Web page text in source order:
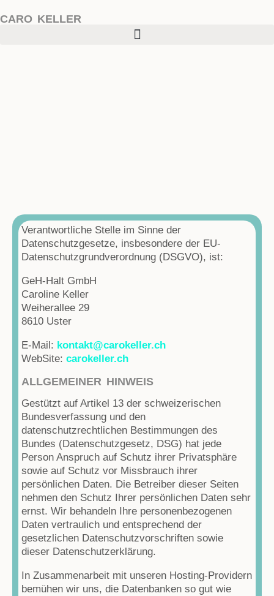
CARO KELLER
Verantwortliche Stelle im Sinne der
Datenschutzgesetze, insbesondere der EU-
Datenschutzgrundverordnung (DSGVO), ist:
GeH-Halt GmbH
Caroline Keller
Weiherallee 29
8610 Uster
E-Mail: kontakt@carokeller.ch
WebSite: carokeller.ch
ALLGEMEINER HINWEIS
Gestützt auf Artikel 13 der schweizerischen
Bundesverfassung und den
datenschutzrechtlichen Bestimmungen des
Bundes (Datenschutzgesetz, DSG) hat jede
Person Anspruch auf Schutz ihrer Privatsphäre
sowie auf Schutz vor Missbrauch ihrer
persönlichen Daten. Die Betreiber dieser Seiten
nehmen den Schutz Ihrer persönlichen Daten sehr
ernst. Wir behandeln Ihre personenbezogenen
Daten vertraulich und entsprechend der
gesetzlichen Datenschutzvorschriften sowie
dieser Datenschutzerklärung.
In Zusammenarbeit mit unseren Hosting-Providern
bemühen wir uns, die Datenbanken so gut wie